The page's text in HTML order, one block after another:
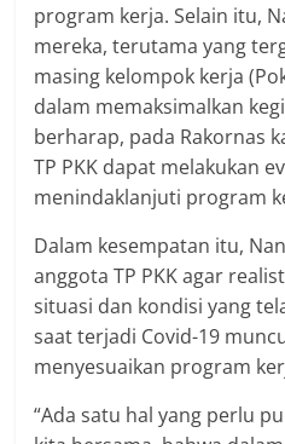
program kerja. Selain itu,
mereka, terutama yang
masing kelompok kerja
dalam memaksimalkan
berharap, pada Rakornas
TP PKK dapat melakukan
menindaklanjuti program
Dalam kesempatan itu,
anggota TP PKK agar
situasi dan kondisi yang
saat terjadi Covid-19
menyesuaikan program
“Ada satu hal yang perlu